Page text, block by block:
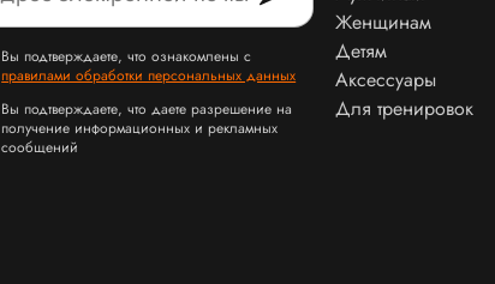
Вы подтверждаете, что ознакомлены с
правилами обработки персональных данных
Вы подтверждаете, что даете разрешение на
получение информационных и рекламных
сообщений
Женщинам
Детям
Аксессуары
Для тренировок